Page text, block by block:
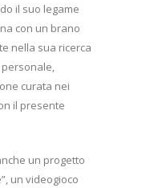
il suo legame
con un brano
nella sua ricerca
curata nei
il presente
un progetto
un videogioco